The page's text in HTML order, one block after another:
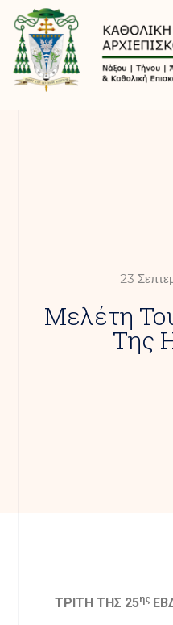
23
Mελέτη
Της
ΤΡΙΤΗ ΤΗΣ 25ης